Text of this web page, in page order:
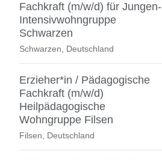
Fachkraft (m/w/d) für Jungen-
Intensivwohngruppe
Schwarzen
Schwarzen, Deutschland
Erzieher*in / Pädagogische
Fachkraft (m/w/d)
Heilpädagogische
Wohngruppe Filsen
Filsen, Deutschland